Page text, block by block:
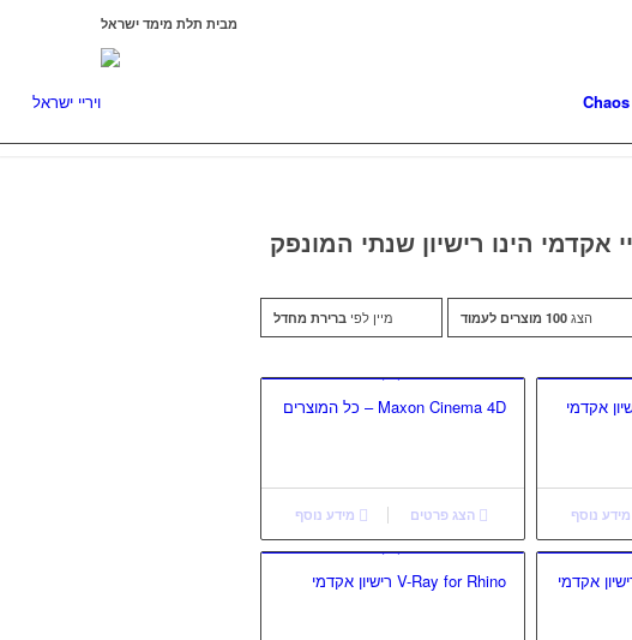
מבית תלת מימד ישראל
Chaos
אקדמי הינו רישיון שנתי המונפק
מיין לפי ברירת מחדל הצג 100 מוצרים לעמוד
Maxon Cinema 4D – כל המוצרים
מידע נוסף הצג פרטים מידע נוסף
V-Ray for Rhino רישיון אקדמי